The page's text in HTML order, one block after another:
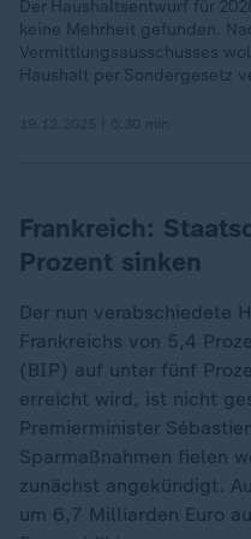
Der Haushaltsentwurf für
keine Mehrheit gefunden.
Vermittlungsausschusses
Haushalt per Sondergesetz
Frankreich:
Prozent sinken
Der nun verabschiedete
Frankreichs von 5,4
(BIP) auf unter fünf
erreicht wird, ist nicht
Premierminister
Sparmaßnahmen fielen
zunächst angekündigt.
um 6,7 Milliarden Euro